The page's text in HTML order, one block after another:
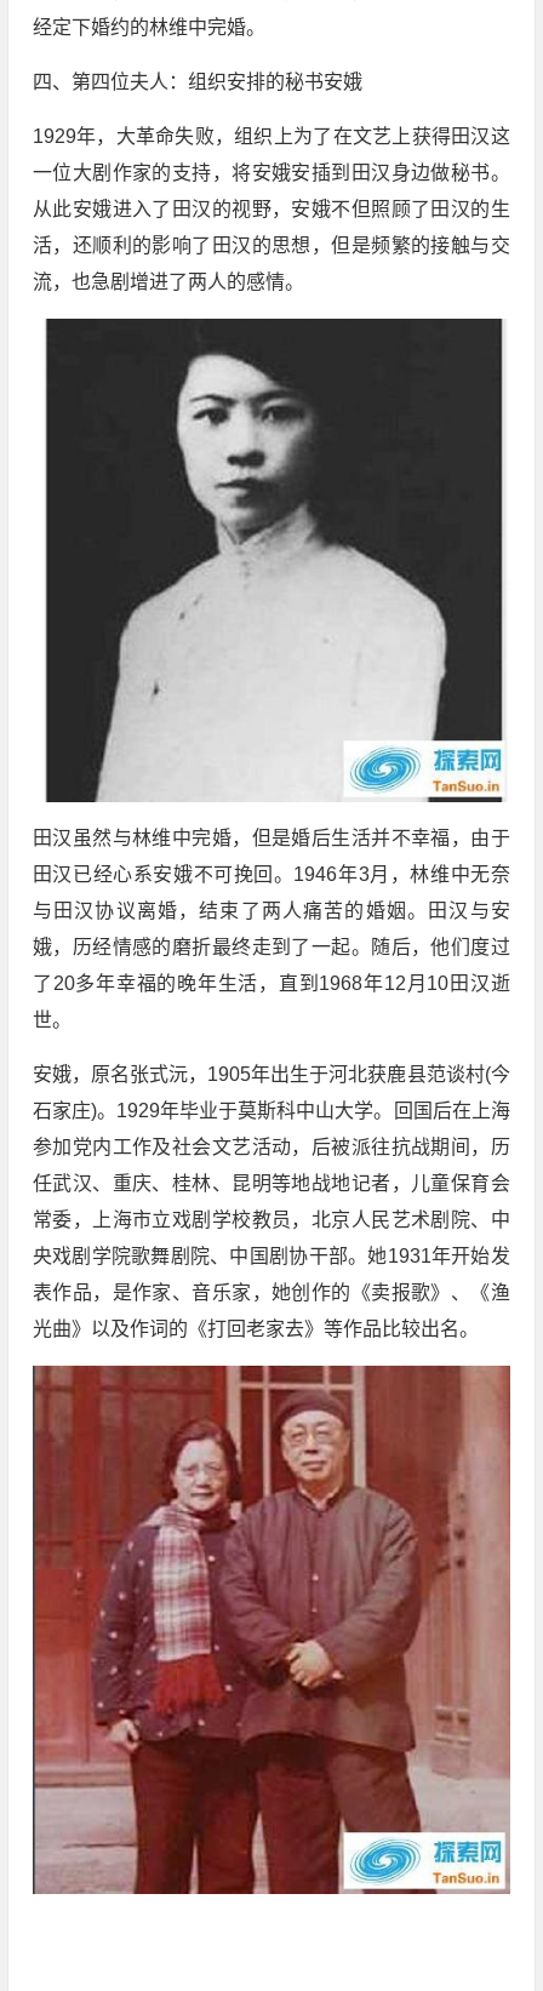
经定下婚约的林维中完婚。
四、第四位夫人：组织安排的秘书安娥
1929年，大革命失败，组织上为了在文艺上获得田汉这
一位大剧作家的支持，将安娥安插到田汉身边做秘书。
从此安娥进入了田汉的视野，安娥不但照顾了田汉的生
活，还顺利的影响了田汉的思想，但是频繁的接触与交
流，也急剧增进了两人的感情。
田汉虽然与林维中完婚，但是婚后生活并不幸福，由于
田汉已经心系安娥不可挽回。1946年3月，林维中无奈
与田汉协议离婚，结束了两人痛苦的婚姻。田汉与安
娥，历经情感的磨折最终走到了一起。随后，他们度过
了20多年幸福的晚年生活，直到1968年12月10田汉逝
世。
安娥，原名张式沅，1905年出生于河北获鹿县范谈村(今
石家庄)。1929年毕业于莫斯科中山大学。回国后在上海
参加党内工作及社会文艺活动，后被派往抗战期间，历
任武汉、重庆、桂林、昆明等地战地记者，儿童保育会
常委，上海市立戏剧学校教员，北京人民艺术剧院、中
央戏剧学院歌舞剧院、中国剧协干部。她1931年开始发
表作品，是作家、音乐家，她创作的《卖报歌》、《渔
光曲》以及作词的《打回老家去》等作品比较出名。